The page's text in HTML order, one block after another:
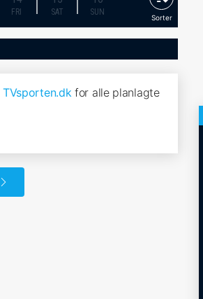
FRI SAT SUN
Sorter
TVsporten.dk for alle planlagte